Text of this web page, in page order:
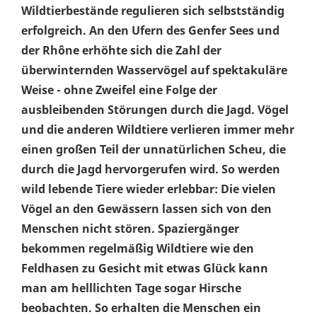
Wildtierbestände regulieren sich selbstständig
erfolgreich. An den Ufern des Genfer Sees und
der Rhône erhöhte sich die Zahl der
überwinternden Wasservögel auf spektakuläre
Weise - ohne Zweifel eine Folge der
ausbleibenden Störungen durch die Jagd. Vögel
und die anderen Wildtiere verlieren immer mehr
einen großen Teil der unnatürlichen Scheu, die
durch die Jagd hervorgerufen wird. So werden
wild lebende Tiere wieder erlebbar: Die vielen
Vögel an den Gewässern lassen sich von den
Menschen nicht stören. Spaziergänger
bekommen regelmäßig Wildtiere wie den
Feldhasen zu Gesicht mit etwas Glück kann
man am helllichten Tage sogar Hirsche
beobachten. So erhalten die Menschen ein